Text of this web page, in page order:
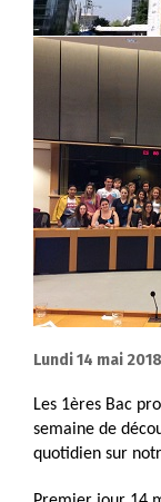
Lundi 14 mai
Les 1ères Bac
semaine de
quotidien sur